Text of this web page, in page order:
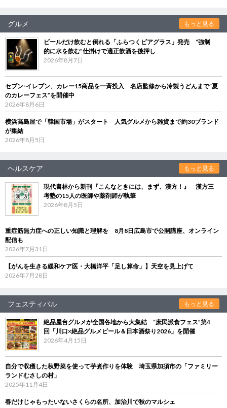
グルメ もっと見る
ビールだけ飲むと倒れる「ふらつくビアグラス」発売 “強制
的に水を飲む”仕掛けで適正飲酒を後押し
2026年8月7日
セブン‐イレブン、カレー15商品を一斉投入 名店監修から冷製うどんまで“夏
のカレーフェス”を開催中
2026年8月6日
横浜高島屋で「韓国市場」がスタート 人気グルメから雑貨まで約30ブランド
が集結
2026年8月5日
ヘルスケア もっと見る
現代書林から新刊『こんなときには、まず、漢方！』 漢方三
考塾の15人の医師や薬剤師が執筆
2026年8月5日
重症筋無力症への正しい知識と理解を 8月8日広島市で公開講座、オンライン
配信も
2026年7月31日
【がんを生きる緩和ケア医・大橋洋平「足し算命」】天空を見上げて
2026年7月28日
フェスティバル もっと見る
絶品屋台グルメが全国各地から大集結 “庶民派食フェス”第4
回「川口×絶品グルメビール＆日本酒祭り2026」を開催
2026年4月15日
自分で収穫した秋野菜を使って芋煮作りを体験 埼玉県加須市の「ファミリー
ランドむさしの村」
2025年11月4日
春だけじゃもったいないさくらの名所、加治川で秋のマルシェ